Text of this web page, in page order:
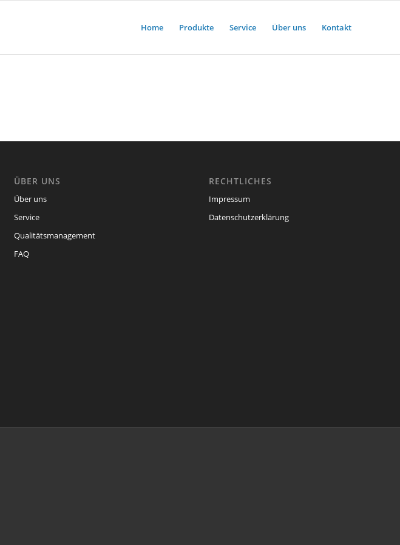
Home Produkte Service Über uns Kontakt
ÜBER UNS
Über uns
Service
Qualitätsmanagement
FAQ
RECHTLICHES
Impressum
Datenschutzerklärung